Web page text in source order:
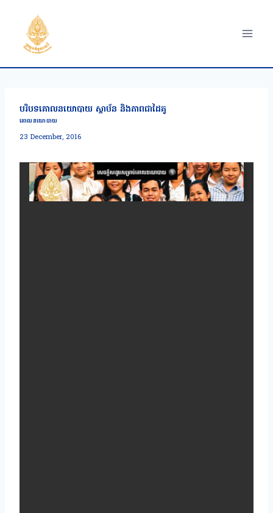
content
បរិបទគោលនយោបាយ ស្ថាប័ន និងភាពជាដៃគូ
គោលនយោបាយ
23 December, 2016